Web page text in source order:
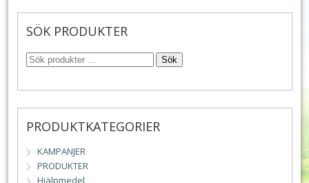
SÖK PRODUKTER
Sök
PRODUKTKATEGORIER
KAMPANJER
PRODUKTER
Hjälpmedel